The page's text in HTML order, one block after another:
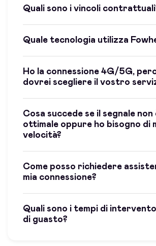
Quali sono i vincoli
Quale tecnologia utilizza
Ho la connessione 4G/5G,
dovrei scegliere il vostro
Cosa succede se il segnale non
ottimale oppure ho bisogno di
velocità?
Come posso richiedere
mia connessione?
Quali sono i tempi di
di guasto?